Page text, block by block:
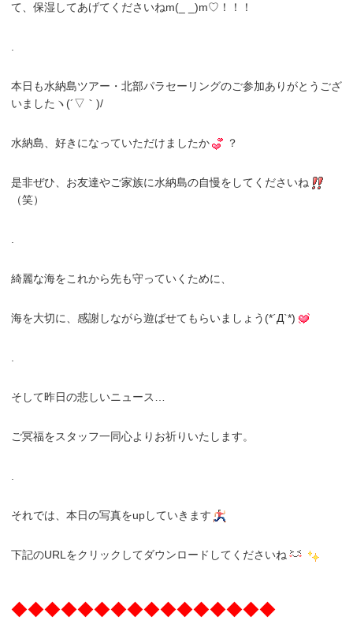
て、保湿してあげてくださいねm(_ _)m♡！！！
本日も水納島ツアー・北部パラセーリングのご参加ありがとうござ
いましたヽ(´▽｀)/
水納島、好きになっていただけましたか ？
是非ぜひ、お友達やご家族に水納島の自慢をしてくださいね
（笑）
綺麗な海をこれから先も守っていくために、
海を大切に、感謝しながら遊ばせてもらいましょう(*´Д`*)
そして昨日の悲しいニュース…
ご冥福をスタッフ一同心よりお祈りいたします。
それでは、本日の写真をupしていきます
下記のURLをクリックしてダウンロードしてくださいね
◆◆◆◆◆◆◆◆◆◆◆◆◆◆◆◆